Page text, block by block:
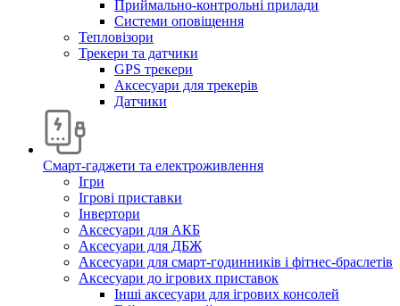
Приймально-контрольні прилади
Системи оповіщення
Тепловізори
Трекери та датчики
GPS трекери
Аксесуари для трекерів
Датчики
Смарт-гаджети та електроживлення
Ігри
Ігрові приставки
Інвертори
Аксесуари для АКБ
Аксесуари для ДБЖ
Аксесуари для смарт-годинників і фітнес-браслетів
Аксесуари до ігрових приставок
Інші аксесуари для ігрових консолей